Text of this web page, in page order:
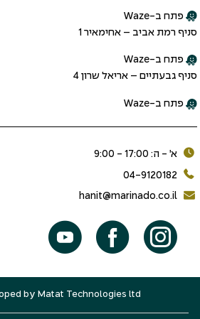
פתח ב-Waze
סניף רמת אביב – אחימאיר 1
פתח ב-Waze
סניף גבעתיים – אריאל שרון 4
פתח ב-Waze
א׳ - ה: 17:00 - 9:00
04-9120182
hanit@marinado.co.il
by Matat Technologies ltd